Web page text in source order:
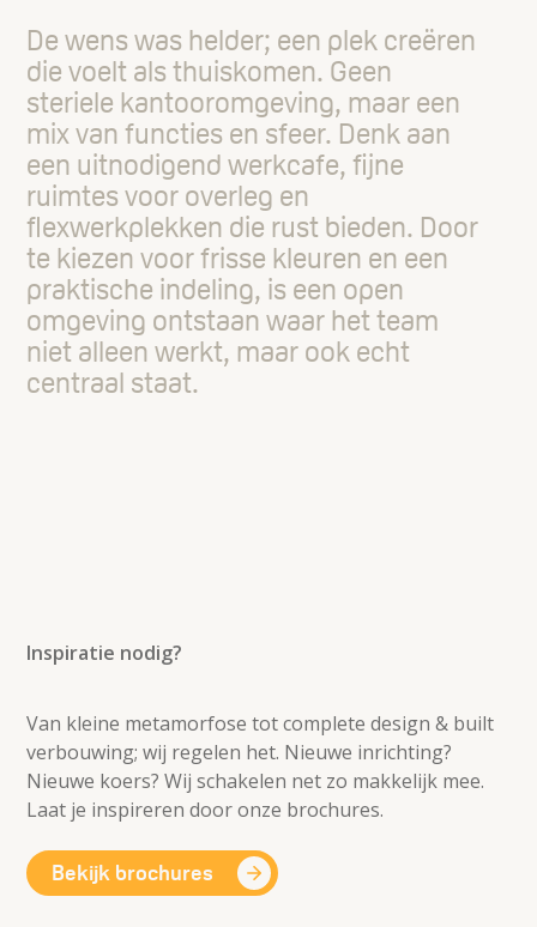
De wens was helder; een plek creëren
die voelt als thuiskomen. Geen
steriele kantooromgeving, maar een
mix van functies en sfeer. Denk aan
een uitnodigend werkcafe, fijne
ruimtes voor overleg en
flexwerkplekken die rust bieden. Door
te kiezen voor frisse kleuren en een
praktische indeling, is een open
omgeving ontstaan waar het team
niet alleen werkt, maar ook echt
centraal staat.
Inspiratie nodig?
Van kleine metamorfose tot complete design & built
verbouwing; wij regelen het. Nieuwe inrichting?
Nieuwe koers? Wij schakelen net zo makkelijk mee.
Laat je inspireren door onze brochures.
Bekijk brochures